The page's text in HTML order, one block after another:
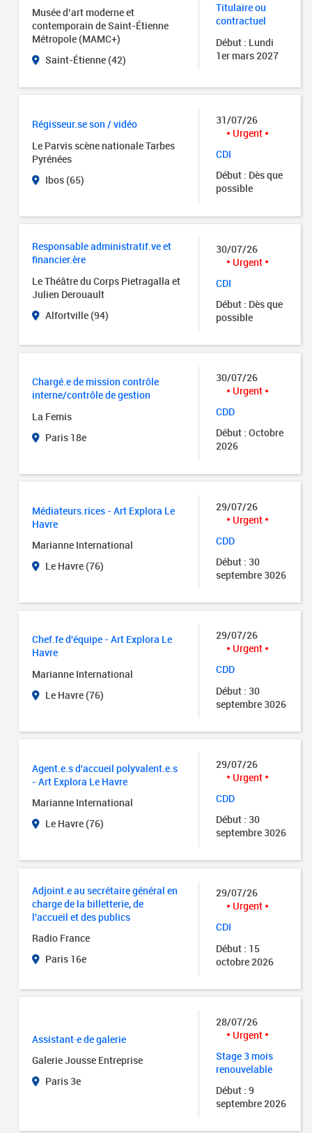
Musée d’art moderne et
contemporain de Saint-Étienne
Métropole (MAMC+)
Saint-Étienne (42)
Titulaire ou
contractuel
Début : Lundi
1er mars 2027
Régisseur.se son / vidéo
Le Parvis scène nationale Tarbes
Pyrénées
Ibos (65)
31/07/26
Urgent
CDI
Début : Dès que
possible
Responsable administratif.ve et
financier.ère
Le Théâtre du Corps Pietragalla et
Julien Derouault
Alfortville (94)
30/07/26
Urgent
CDI
Début : Dès que
possible
Chargé.e de mission contrôle
interne/contrôle de gestion
La Femis
Paris 18e
30/07/26
Urgent
CDD
Début : Octobre
2026
Médiateurs.rices - Art Explora Le
Havre
Marianne International
Le Havre (76)
29/07/26
Urgent
CDD
Début : 30
septembre 3026
Chef.fe d'équipe - Art Explora Le
Havre
Marianne International
Le Havre (76)
29/07/26
Urgent
CDD
Début : 30
septembre 3026
Agent.e.s d'accueil polyvalent.e.s
- Art Explora Le Havre
Marianne International
Le Havre (76)
29/07/26
Urgent
CDD
Début : 30
septembre 3026
Adjoint.e au secrétaire général en
charge de la billetterie, de
l'accueil et des publics
Radio France
Paris 16e
29/07/26
Urgent
CDI
Début : 15
octobre 2026
Assistant·e de galerie
Galerie Jousse Entreprise
Paris 3e
28/07/26
Urgent
Stage 3 mois
renouvelable
Début : 9
septembre 2026